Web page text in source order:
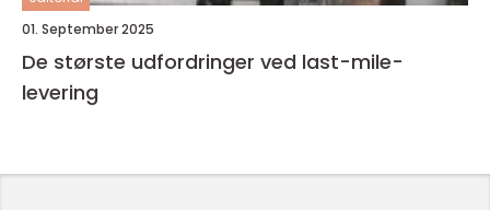
01. September 2025
De største udfordringer ved last-mile-
levering